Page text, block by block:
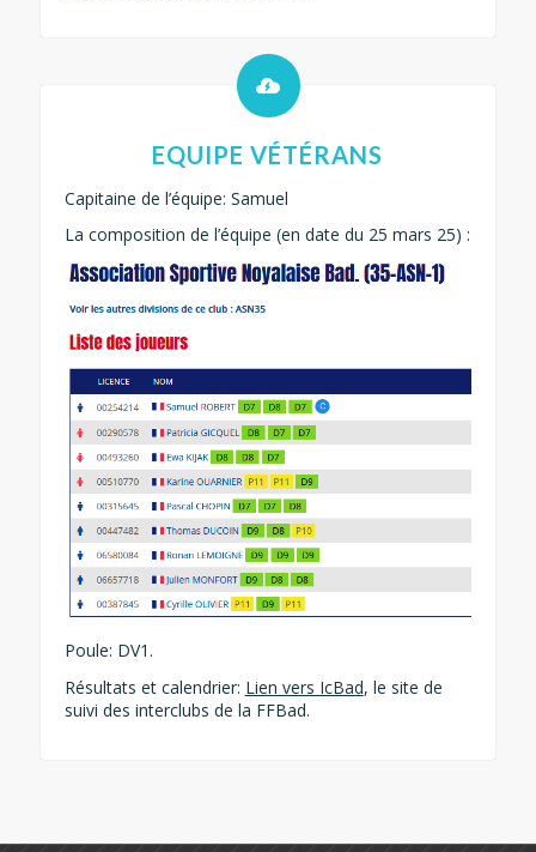
EQUIPE VÉTÉRANS
Capitaine de l’équipe: Samuel
La composition de l’équipe (en date du 25 mars 25) :
Poule: DV1.
Résultats et calendrier: Lien vers IcBad, le site de
suivi des interclubs de la FFBad.